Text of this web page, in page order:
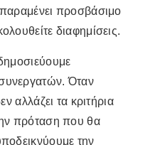
προσβάσιμο
διαφημίσεις.
Όταν
αλλάζει τα κριτήρια
πρόταση που θα
την